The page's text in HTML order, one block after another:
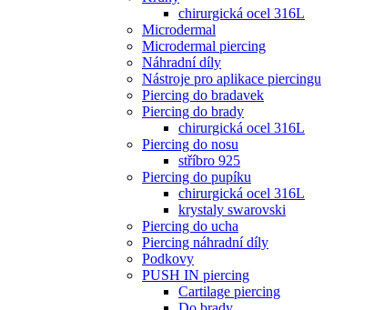
chirurgická ocel 316L
Microdermal
Microdermal piercing
Náhradní díly
Nástroje pro aplikace piercingu
Piercing do bradavek
Piercing do brady
chirurgická ocel 316L
Piercing do nosu
stříbro 925
Piercing do pupíku
chirurgická ocel 316L
krystaly swarovski
Piercing do ucha
Piercing náhradní díly
Podkovy
PUSH IN piercing
Cartilage piercing